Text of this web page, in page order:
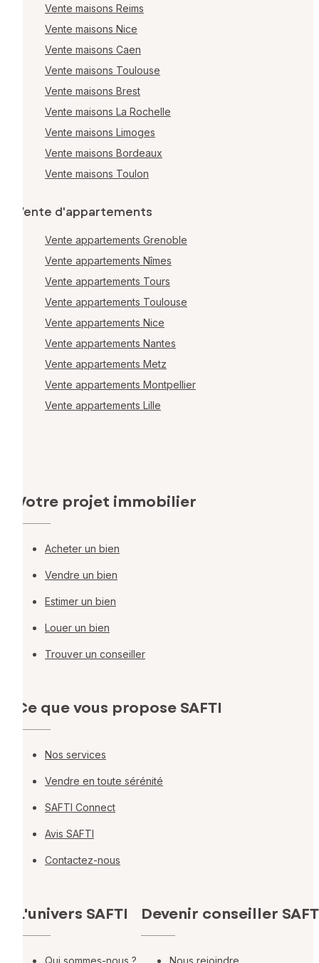
Vente maisons Reims
Vente maisons Nice
Vente maisons Caen
Vente maisons Toulouse
Vente maisons Brest
Vente maisons La Rochelle
Vente maisons Limoges
Vente maisons Bordeaux
Vente maisons Toulon
Vente d'appartements
Vente appartements Grenoble
Vente appartements Nîmes
Vente appartements Tours
Vente appartements Toulouse
Vente appartements Nice
Vente appartements Nantes
Vente appartements Metz
Vente appartements Montpellier
Vente appartements Lille
Votre projet immobilier
Acheter un bien
Vendre un bien
Estimer un bien
Louer un bien
Trouver un conseiller
Ce que vous propose SAFTI
Nos services
Vendre en toute sérénité
SAFTI Connect
Avis SAFTI
Contactez-nous
L'univers SAFTI
Qui sommes-nous ?
Devenir conseiller
Nous rejoindre